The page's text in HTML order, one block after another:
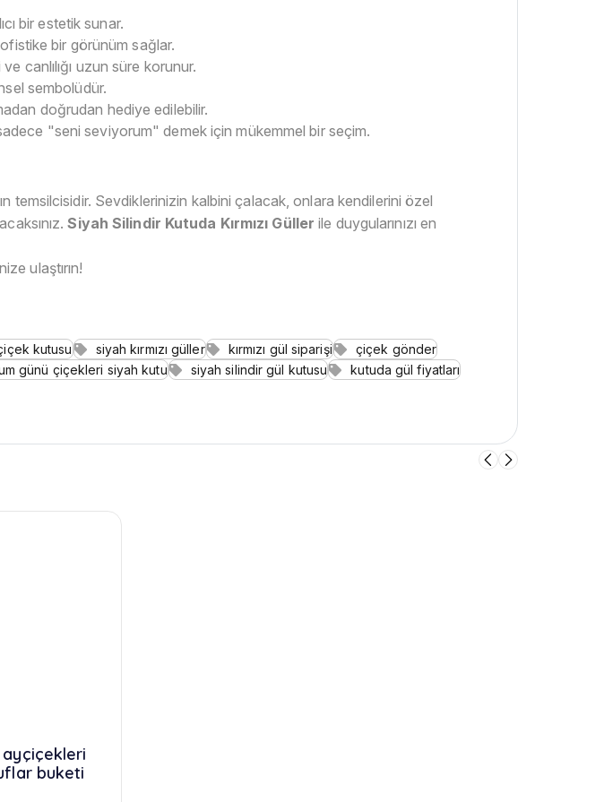
bir estetik sunar.
bir görünüm sağlar.
canlılığı uzun süre korunur.
sembolüdür.
doğrudan hediye edilebilir.
"seni seviyorum" demek için mükemmel bir seçim.
temsilcisidir. Sevdiklerinizin kalbini çalacak, onlara kendilerini özel
Siyah Silindir Kutuda Kırmızı Güller ile duygularınızı en
ulaştırın!
kutusu siyah kırmızı güller kırmızı gül siparişi
çiçek gönder
günü çiçekleri siyah kutu siyah silindir gül kutusu
kutuda gül fiyatları
buketi